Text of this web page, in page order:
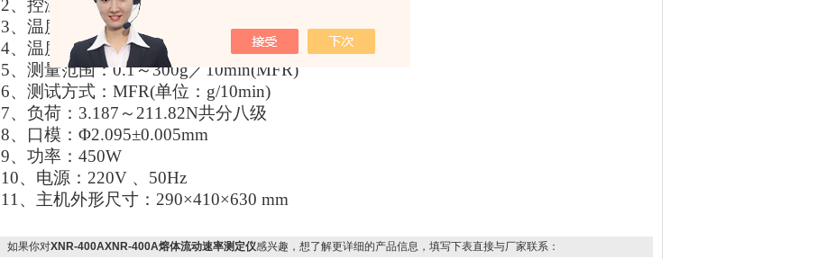
2、控温精度：±0.5℃
3、温度分辨率：0.1℃
4、温度恢复时间：<4min
5、测量范围：0.1～300g／10min(MFR)
6、测试方式：MFR(单位：g/10min)
7、负荷：3.187～211.82N共分八级
8、口模：Φ2.095±0.005mm
9、功率：450W
10、电源：220V 、50Hz
11 、主机外形尺寸：290×410×630 mm
如果你对XNR-400AXNR-400A熔体流动速率测定仪感兴趣，想了解更详细的产品信息，填写下表直接与厂家联系：